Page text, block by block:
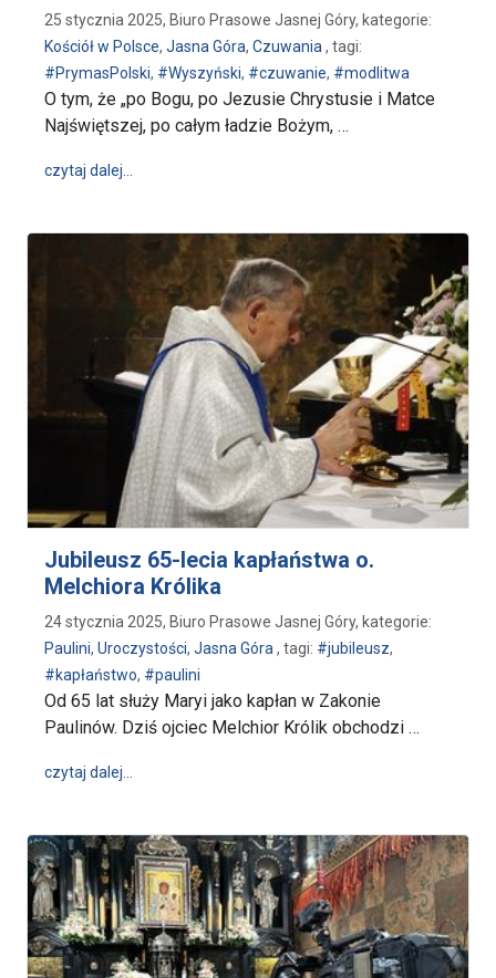
25 stycznia 2025, Biuro Prasowe Jasnej Góry, kategorie:
Kościół w Polsce, Jasna Góra, Czuwania, tagi:
#PrymasPolski, #Wyszyński, #czuwanie, #modlitwa
O tym, że „po Bogu, po Jezusie Chrystusie i Matce
Najświętszej, po całym ładzie Bożym, …
czytaj dalej…
Jubileusz 65-lecia kapłaństwa o.
Melchiora Królika
24 stycznia 2025, Biuro Prasowe Jasnej Góry, kategorie:
Paulini, Uroczystości, Jasna Góra , tagi: #jubileusz,
#kapłaństwo, #paulini
Od 65 lat służy Maryi jako kapłan w Zakonie
Paulinów. Dziś ojciec Melchior Królik obchodzi …
czytaj dalej…